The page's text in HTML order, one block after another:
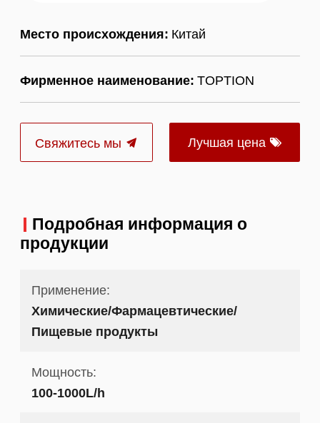
Место происхождения: Китай
Фирменное наименование: TOPTION
Свяжитесь мы Лучшая цена
Подробная информация о
продукции
Применение:
Химические/Фармацевтические/
Пищевые продукты
Мощность:
100-1000L/h